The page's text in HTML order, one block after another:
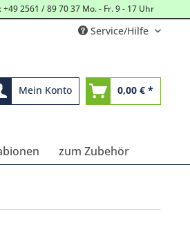
+49 2561 / 89 70 37 Mo. - Fr. 9 - 17 Uhr
Service/Hilfe
Mein Konto 0,00 € *
zum Zubehör